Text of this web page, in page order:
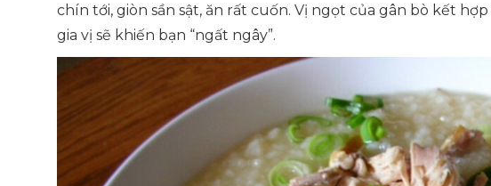
chín tới, giòn sần sật, ăn rất cuốn. Vị ngọt của gân bò kết
gia vị sẽ khiến bạn “ngất ngây”.